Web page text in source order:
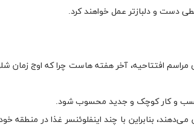
دست و دلبازتر عمل خواهند کرد.
مراسم افتتاحیه، آخر هفته هاست چرا که اوج زمان
یک کسب و کار کوچک و جدید محسوب شود.
بنابراین با چند اینفلوئنسر غذا در منطقه